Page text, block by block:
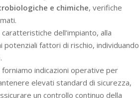
e chimiche, verifiche
dell’impianto, alla
potenziali fattori di rischio, individuando
indicazioni operative per
elevati standard di sicurezza,
un controllo continuo della